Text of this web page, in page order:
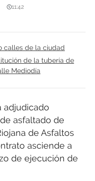
11:42
calles de la ciudad
de la tubería de
Mediodía
adjudicado
asfaltado de
de Asfaltos
asciende a
de ejecución de